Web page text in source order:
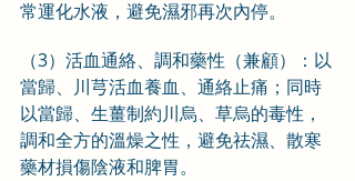
常運化水液，避免濕邪再次內停。
（3）活血通絡、調和藥性（兼顧）：以
當歸、川芎活血養血、通絡止痛；同時
以當歸、生薑制約川烏、草烏的毒性，
調和全方的溫燥之性，避免祛濕、散寒
藥材損傷陰液和脾胃。